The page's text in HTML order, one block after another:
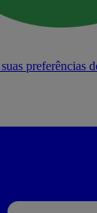
preferências